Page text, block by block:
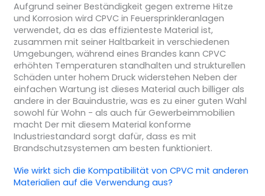
Aufgrund seiner Beständigkeit gegen extreme Hitze
und Korrosion wird CPVC in Feuersprinkleranlagen
verwendet, da es das effizienteste Material ist,
zusammen mit seiner Haltbarkeit in verschiedenen
Umgebungen, während eines Brandes kann CPVC
erhöhten Temperaturen standhalten und strukturellen
Schäden unter hohem Druck widerstehen Neben der
einfachen Wartung ist dieses Material auch billiger als
andere in der Bauindustrie, was es zu einer guten Wahl
sowohl für Wohn - als auch für Gewerbeimmobilien
macht Der mit diesem Material konforme
Industriestandard sorgt dafür, dass es mit
Brandschutzsystemen am besten funktioniert.
Wie wirkt sich die Kompatibilität von CPVC mit anderen
Materialien auf die Verwendung aus?